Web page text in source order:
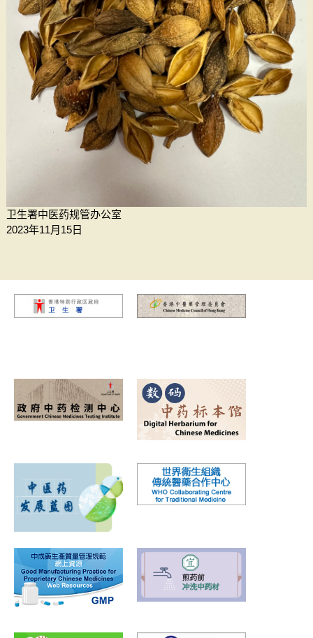
卫生署中医药规管办公室
2023年11月15日